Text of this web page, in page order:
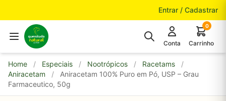
Entrar / Cadastrar
Conta
0
Carrinho
Home / Especiais / Nootrópicos / Racetams
/
Aniracetam
/
Aniracetam 100% Puro em Pó, USP – Grau
Farmaceutico, 50g